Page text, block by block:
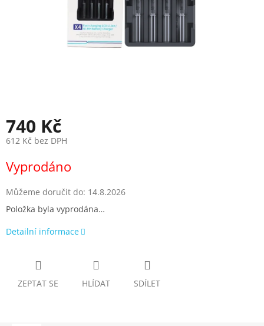
740 Kč
612 Kč bez DPH
cena:
Vyprodáno
Můžeme doručit do: 14.8.2026
Položka byla vyprodána…
Detailní informace
ZEPTAT SE HLÍDAT SDÍLET